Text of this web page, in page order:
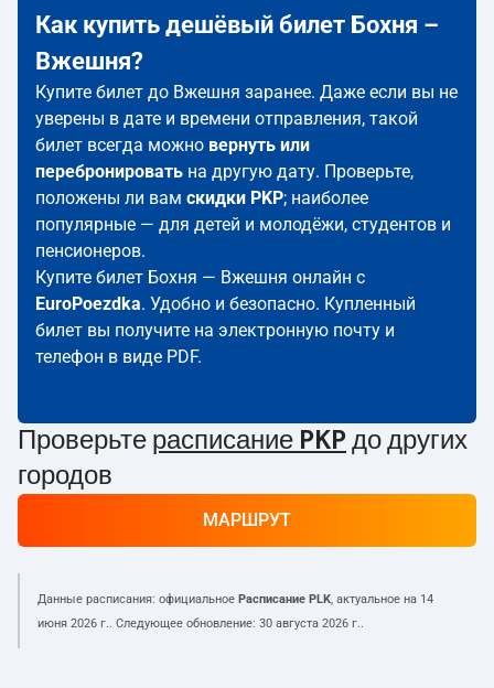
Как купить дешёвый билет Бохня –
Вжешня?
Купите билет до Вжешня заранее. Даже если вы не
уверены в дате и времени отправления, такой
билет всегда можно вернуть или
перебронировать на другую дату. Проверьте,
положены ли вам скидки PKP; наиболее
популярные — для детей и молодёжи, студентов и
пенсионеров.
Купите билет Бохня — Вжешня онлайн с
EuroPoezdka. Удобно и безопасно. Купленный
билет вы получите на электронную почту и
телефон в виде PDF.
Проверьте расписание PKP до других
городов
МАРШРУТ
Данные расписания: официальное Расписание PLK, актуальное на 14
июня 2026 г.. Следующее обновление: 30 августа 2026 г..